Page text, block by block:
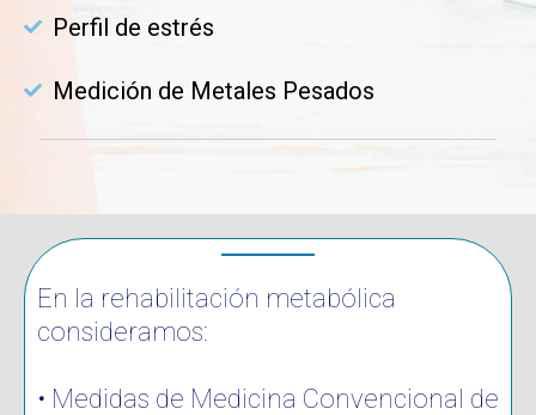
Perfil de estrés
Medición de Metales Pesados
En la rehabilitación metabólica
consideramos:
• Medidas de Medicina Convencional de